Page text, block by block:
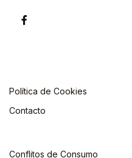
Política de Cookies
Contacto
Conflitos de Consumo